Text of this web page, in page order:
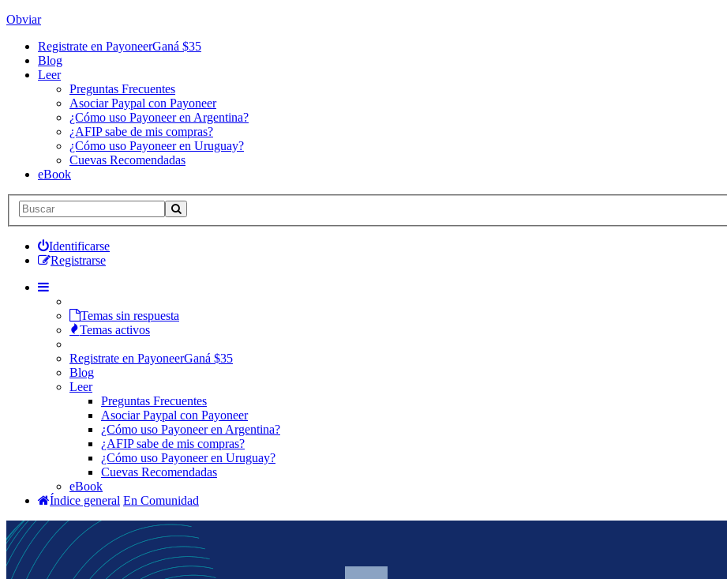
Obviar
Registrate en PayoneerGaná $35
Blog
Leer
Preguntas Frecuentes
Asociar Paypal con Payoneer
¿Cómo uso Payoneer en Argentina?
¿AFIP sabe de mis compras?
¿Cómo uso Payoneer en Uruguay?
Cuevas Recomendadas
eBook
Identificarse
Registrarse
Temas sin respuesta
Temas activos
Registrate en PayoneerGaná $35
Blog
Leer
Preguntas Frecuentes
Asociar Paypal con Payoneer
¿Cómo uso Payoneer en Argentina?
¿AFIP sabe de mis compras?
¿Cómo uso Payoneer en Uruguay?
Cuevas Recomendadas
eBook
Índice general En Comunidad